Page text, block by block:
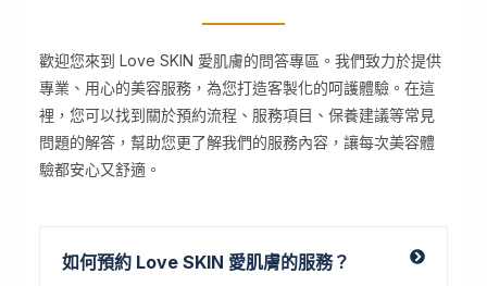
歡迎您來到 Love SKIN 愛肌膚的問答專區。我們致力於提供
專業、用心的美容服務，為您打造客製化的呵護體驗。在這
裡，您可以找到關於預約流程、服務項目、保養建議等常見
問題的解答，幫助您更了解我們的服務內容，讓每次美容體
驗都安心又舒適。
如何預約 Love SKIN 愛肌膚的服務？